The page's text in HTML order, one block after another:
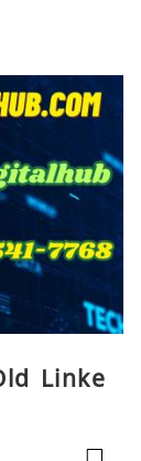
Linke